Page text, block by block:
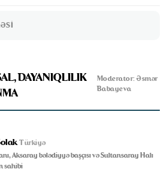
DAYANIQLILIK
Moderator: Əsmər
Babayeva
Türkiyə
Aksaray bələdiyyə başçısı və Sultansaray Halı
sahibi